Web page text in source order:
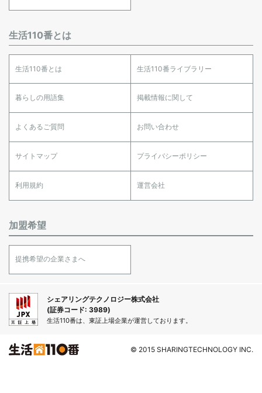
生活110番とは
生活110番とは 生活110番ライブラリー
暮らしの用語集 掲載情報に関して
よくあるご質問 お問い合わせ
サイトマップ プライバシーポリシー
利用規約 運営会社
加盟希望
提携希望の企業さまへ
シェアリングテクノロジー株式会社
(証券コード: 3989)
生活110番は、東証上場企業が運営しております。
© 2015 SHARINGTECHNOLOGY INC.